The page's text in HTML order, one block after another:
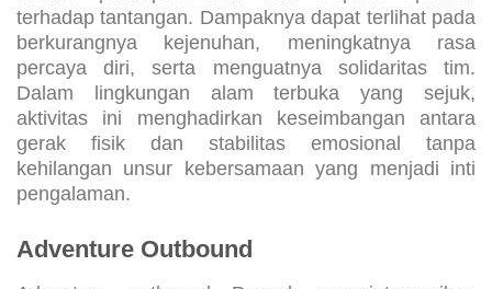
terhadap tantangan. Dampaknya dapat terlihat pada
berkurangnya kejenuhan, meningkatnya rasa
percaya diri, serta menguatnya solidaritas tim.
Dalam lingkungan alam terbuka yang sejuk,
aktivitas ini menghadirkan keseimbangan antara
gerak fisik dan stabilitas emosional tanpa
kehilangan unsur kebersamaan yang menjadi inti
pengalaman.
Adventure Outbound